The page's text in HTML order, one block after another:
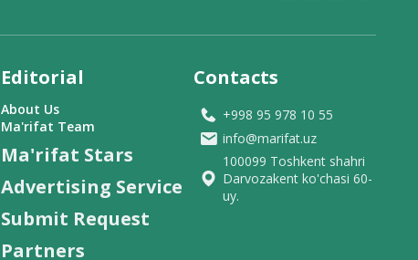
Editorial
About Us
Ma'rifat Team
Ma'rifat Stars
Advertising Service
Submit Request
Partners
Contacts
+998 95 978 10 55
info@marifat.uz
100099 Toshkent shahri
Darvozakent ko'chasi 60-
uy.